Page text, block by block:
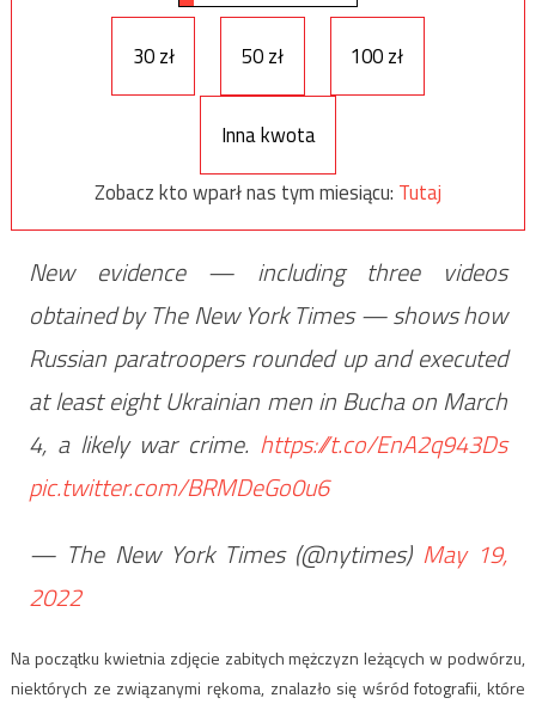
30 zł 50 zł 100 zł
Inna kwota
Zobacz kto wparł nas tym miesiącu: Tutaj
New evidence — including three videos
obtained by The New York Times — shows how
Russian paratroopers rounded up and executed
at least eight Ukrainian men in Bucha on March
4, a likely war crime. https://t.co/EnA2q943Ds
pic.twitter.com/BRMDeGo0u6
— The New York Times (@nytimes) May 19,
2022
Na początku kwietnia zdjęcie zabitych mężczyzn leżących w podwórzu,
niektórych ze związanymi rękoma, znalazło się wśród fotografii, które